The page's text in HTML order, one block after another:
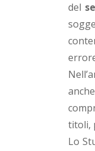
del
titoli,
Lo